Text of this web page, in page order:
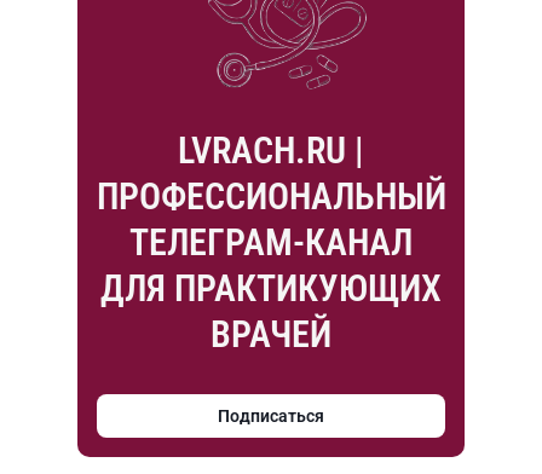
LVRACH.RU |
ПРОФЕССИОНАЛЬНЫЙ
ТЕЛЕГРАМ-КАНАЛ
ДЛЯ ПРАКТИКУЮЩИХ
ВРАЧЕЙ
Подписаться